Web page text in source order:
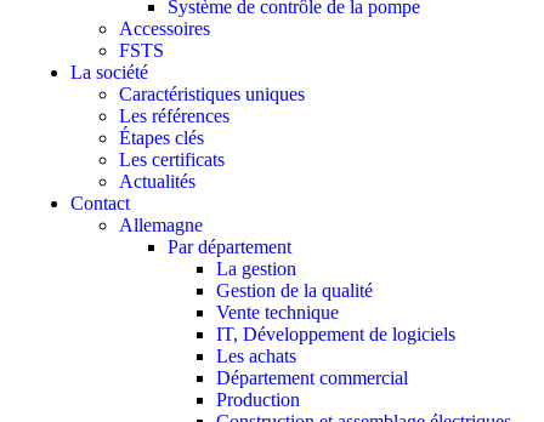
Système de contrôle de la pompe
Accessoires
FSTS
La société
Caractéristiques uniques
Les références
Étapes clés
Les certificats
Actualités
Contact
Allemagne
Par département
La gestion
Gestion de la qualité
Vente technique
IT, Développement de logiciels
Les achats
Département commercial
Production